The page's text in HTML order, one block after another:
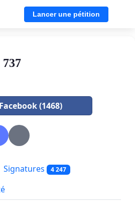
Lancer une pétition
(1468)
Signatures 4 247